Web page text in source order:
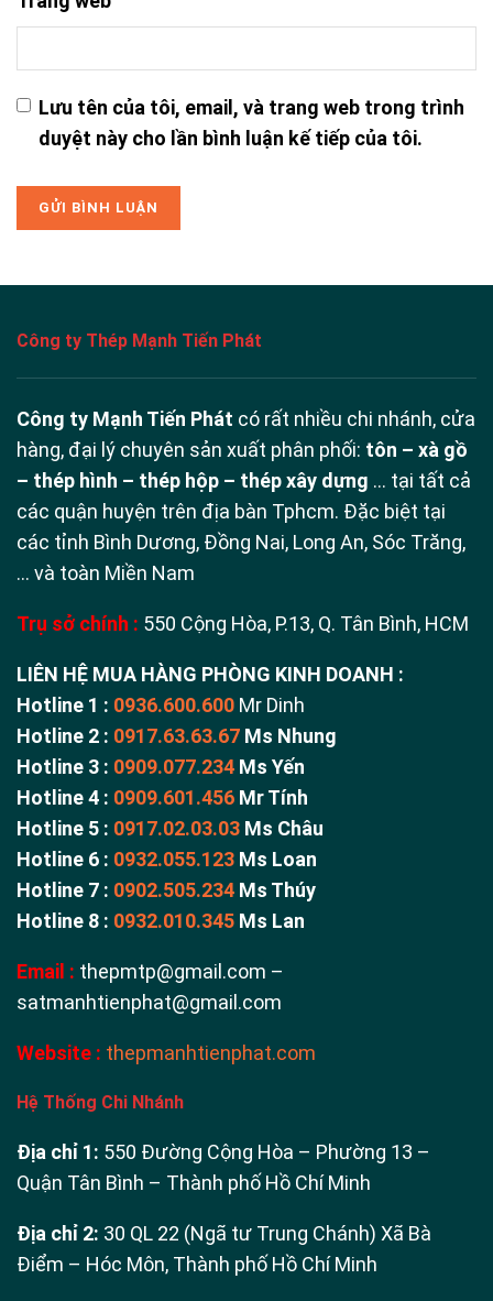
Lưu tên của tôi, email, và trang web trong trình
duyệt này cho lần bình luận kế tiếp của tôi.
Công ty Thép Mạnh Tiến Phát
Công ty Mạnh Tiến Phát có rất nhiều chi nhánh, cửa
hàng, đại lý chuyên sản xuất phân phối: tôn – xà gồ
– thép hình – thép hộp – thép xây dựng … tại tất cả
các quận huyện trên địa bàn Tphcm. Đặc biệt tại
các tỉnh Bình Dương, Đồng Nai, Long An, Sóc Trăng,
… và toàn Miền Nam
Trụ sở chính : 550 Cộng Hòa, P.13, Q. Tân Bình, HCM
LIÊN HỆ MUA HÀNG PHÒNG KINH DOANH :
Hotline 1 : 0936.600.600 Mr Dinh
Hotline 2 : 0917.63.63.67 Ms Nhung
Hotline 3 : 0909.077.234 Ms Yến
Hotline 4 : 0909.601.456 Mr Tính
Hotline 5 : 0917.02.03.03 Ms Châu
Hotline 6 : 0932.055.123 Ms Loan
Hotline 7 : 0902.505.234 Ms Thúy
Hotline 8 : 0932.010.345 Ms Lan
Email : thepmtp@gmail.com –
satmanhtienphat@gmail.com
Website : thepmanhtienphat.com
Hệ Thống Chi Nhánh
Địa chỉ 1: 550 Đường Cộng Hòa – Phường 13 –
Quận Tân Bình – Thành phố Hồ Chí Minh
Địa chỉ 2: 30 QL 22 (Ngã tư Trung Chánh) Xã Bà
Điểm – Hóc Môn, Thành phố Hồ Chí Minh